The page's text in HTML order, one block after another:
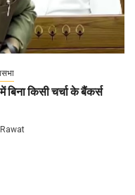
बिना किसी चर्चा के बैंकर्स